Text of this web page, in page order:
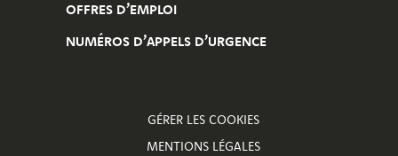
OFFRES D’EMPLOI
NUMÉROS D’APPELS D’URGENCE
GÉRER LES COOKIES
MENTIONS LÉGALES